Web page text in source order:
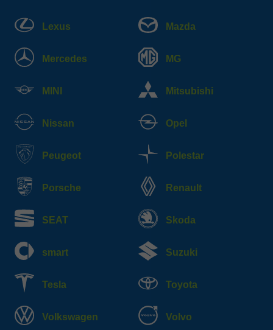
Lexus Mazda
Mercedes MG
MINI Mitsubishi
Nissan Opel
Peugeot Polestar
Porsche Renault
SEAT Skoda
smart Suzuki
Tesla Toyota
Volkswagen Volvo